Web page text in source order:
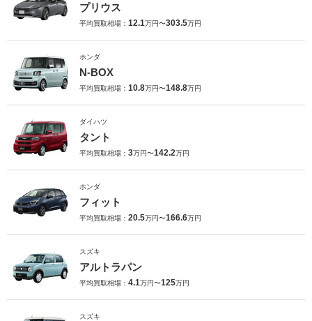
プリウス
平均買取相場： 12.1万円〜303.5万円
ホンダ
N-BOX
平均買取相場： 10.8万円〜148.8万円
ダイハツ
タント
平均買取相場： 3万円〜142.2万円
ホンダ
フィット
平均買取相場： 20.5万円〜166.6万円
スズキ
アルトラパン
平均買取相場： 4.1万円〜125万円
スズキ